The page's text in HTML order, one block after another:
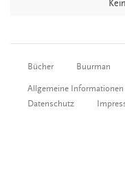
Bücher Buurman
Allgemeine Informationen
Datenschutz